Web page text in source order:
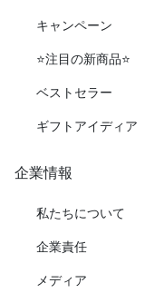
キャンペーン
⭐️注目の新商品⭐️
ベストセラー
ギフトアイディア
企業情報
私たちについて
企業責任
メディア